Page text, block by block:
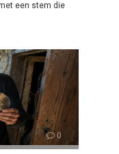
een stem die
0